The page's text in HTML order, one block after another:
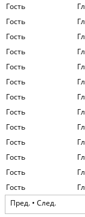
Гость
Гость
Гость
Гость
Гость
Гость
Гость
Гость
Гость
Гость
Гость
Гость
Гость
Пред. • След.